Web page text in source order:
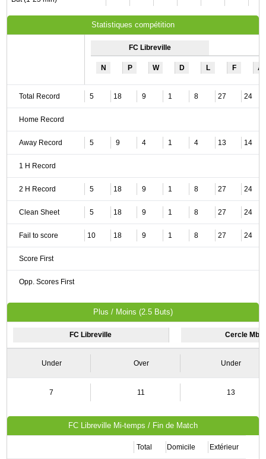
Statistiques compétition
FC Libreville
N P W D L F A
Total Record 5 18 9 1 8 27 24
Home Record
Away Record 5 9 4 1 4 13 14
1 H Record
2 H Record 5 18 9 1 8 27 24
Clean Sheet 5 18 9 1 8 27 24
Fail to score 10 18 9 1 8 27 24
Score First
Opp. Scores First
Plus / Moins (2.5 Buts)
FC Libreville Cercle
Under Over Under
7 11 13
FC Libreville Mi-temps / Fin de Match
Total Domicile Extérieur